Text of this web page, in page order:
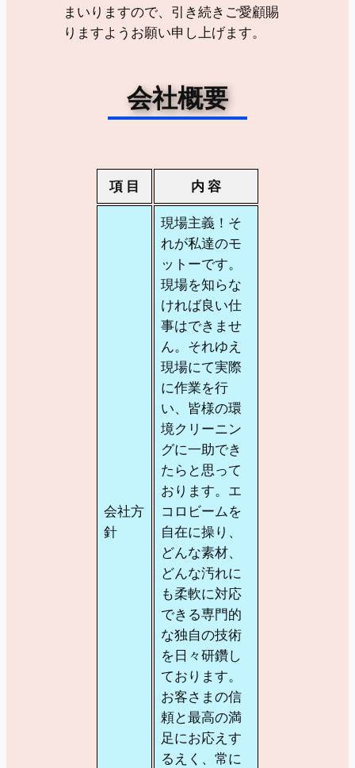
まいりますので、引き続きご愛顧賜
りますようお願い申し上げます。
会社概要
項 目 内 容
会社方
針
現場主義！そ
れが私達のモ
ットーです。
現場を知らな
ければ良い仕
事はできませ
ん。それゆえ
現場にて実際
に作業を行
い、皆様の環
境クリーニン
グに一助でき
たらと思って
おります。エ
コロビームを
自在に操り、
どんな素材、
どんな汚れに
も柔軟に対応
できる専門的
な独自の技術
を日々研鑽し
ております。
お客さまの信
頼と最高の満
足にお応えす
るえく、常に